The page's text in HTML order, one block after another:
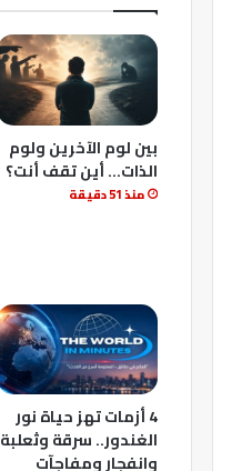
بين لوم الآخرين ولوم
الذات… أين تقف أنت؟
منذ 51 دقيقة
4 أزمات تهز حياة نور
الغندور.. سرقة وثعلبة
وانفجار ومفاجآت